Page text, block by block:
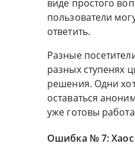
виде простого
пользователи
ответить.
Разные
разных ступенях
решения. Одни
оставаться
уже готовы
Ошибка № 7: Хаос